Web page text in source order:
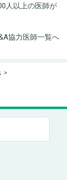
人以上の医師が
協力医師一覧へ